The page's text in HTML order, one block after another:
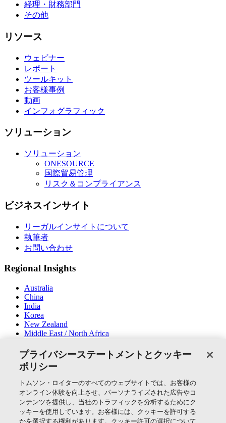
経理・財務部門
その他
リソース
ウェビナー
レポート
ツールキット
お客様事例
動画
インフォグラフィック
ソリューション
ソリューション
ONESOURCE
国際貿易管理
リスク＆コンプライアンス
ビジネスインサイト
リーガルインサイトについて
執筆者
お問い合わせ
Regional Insights
Australia
China
India
Korea
New Zealand
Middle East / North Africa
SNSでつながる
プライバシーステートメントとクッキー
ポリシー
トムソン・ロイターのすべてのウェブサイトでは、お客様の
オンライン体験を向上させ、パーソナライズされた広告やコ
ンテンツを提供し、当社のトラフィックを分析するためにク
ッキーを使用しています。お客様には、クッキーを許可する
かを選択する権利があります。クッキー許可の選択について